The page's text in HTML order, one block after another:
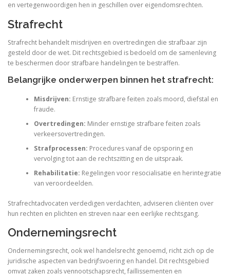
en vertegenwoordigen hen in geschillen over eigendomsrechten.
Strafrecht
Strafrecht behandelt misdrijven en overtredingen die strafbaar zijn
gesteld door de wet. Dit rechtsgebied is bedoeld om de samenleving
te beschermen door strafbare handelingen te bestraffen.
Belangrijke onderwerpen binnen het strafrecht:
Misdrijven: Ernstige strafbare feiten zoals moord, diefstal en
fraude.
Overtredingen: Minder ernstige strafbare feiten zoals
verkeersovertredingen.
Strafprocessen: Procedures vanaf de opsporing en
vervolging tot aan de rechtszitting en de uitspraak.
Rehabilitatie: Regelingen voor resocialisatie en herintegratie
van veroordeelden.
Strafrechtadvocaten verdedigen verdachten, adviseren cliënten over
hun rechten en plichten en streven naar een eerlijke rechtsgang.
Ondernemingsrecht
Ondernemingsrecht, ook wel handelsrecht genoemd, richt zich op de
juridische aspecten van bedrijfsvoering en handel. Dit rechtsgebied
omvat zaken zoals vennootschapsrecht, faillissementen en